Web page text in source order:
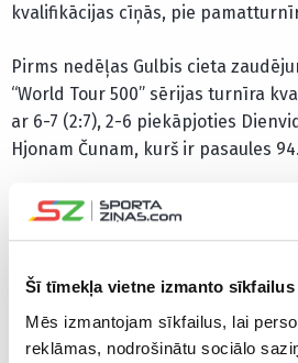
Šī tīmekļa vietne izmanto sīkfailus
Mēs izmantojam sīkfailus, lai
reklāmas, nodrošinātu sociālo
kvalifikācijas cīņās, pie
Pirms nedēļas Gulbis cieta
“World Tour 500” sērijas turnīra
ar 6-7 (2:7), 2-6 piekāpjoties
Hjonam Čunam, kurš ir pasaules
CITAS ZIŅAS NO ŠĪS KATEGORIJAS